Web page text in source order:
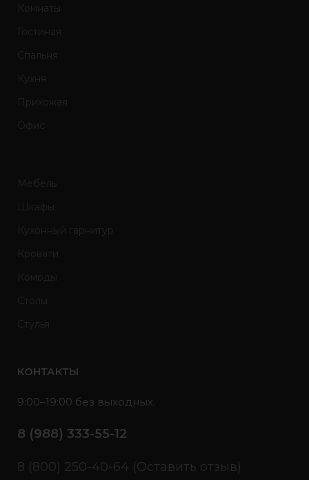
Комнаты
Гостиная
Спальня
Кухня
Прихожая
Офис
Мебель
Шкафы
Кухонный гарнитур
Кровати
Комоды
Столы
Стулья
КОНТАКТЫ
9:00–19:00 без выходных.
8 (988) 333-55-12
8 (800) 250-40-64 (Оставить отзыв)